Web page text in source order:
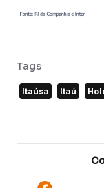
Tags
Itaúsa Itaú